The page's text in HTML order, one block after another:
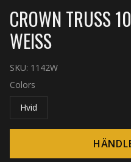
CROWN TRUSS
WEISS
SKU: 1142W
Colors
Hvid